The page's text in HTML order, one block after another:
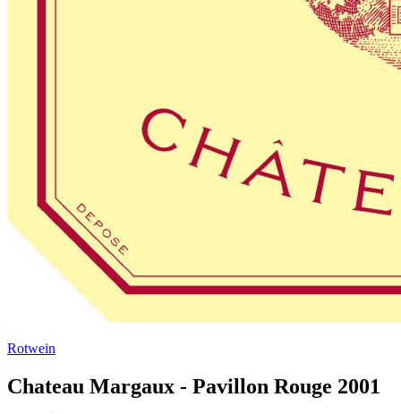
Rotwein
Chateau Margaux - Pavillon Rouge 2001